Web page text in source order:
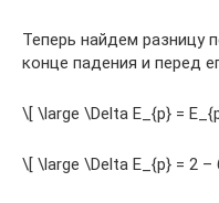
Теперь найдем разницу
конце падения и перед
\[ \large \Delta E_{p} =
\[ \large \Delta E_{p} = 2